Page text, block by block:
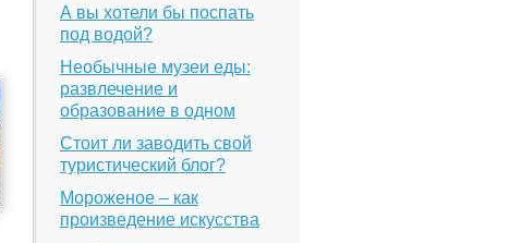
А вы хотели бы поспать
под водой?
Необычные музеи еды:
развлечение и
образование в одном
Стоит ли заводить свой
туристический блог?
Мороженое – как
произведение искусства